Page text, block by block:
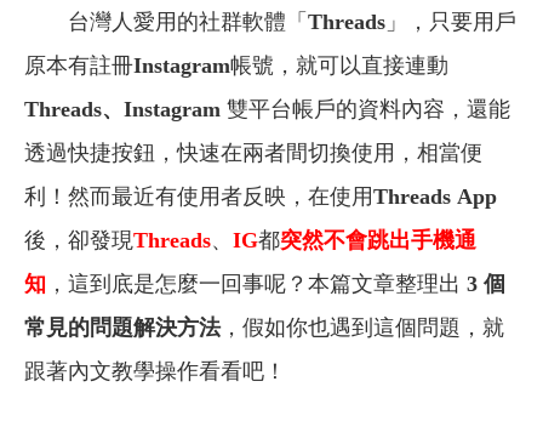
台灣人愛用的社群軟體「 Threads 」，只要用戶
原本有註冊Instagram帳號，就可以直接連動
Threads、 Instagram 雙平台帳戶的資料內容，還能
透過快捷按鈕，快速在兩者間切換使用，相當便
利！然而最近有使用者反映，在使用Threads App
後，卻發現Threads、 IG都突然不會跳出手機通
知 ，這到底是怎麼一回事呢？本篇文章整理出 3 個
常見的問題解決方法，假如你也遇到這個問題，就
跟著內文教學操作看看吧！